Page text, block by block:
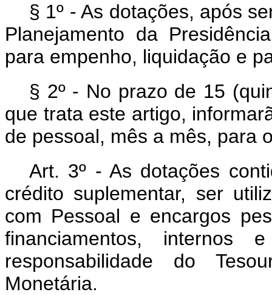
§ 1º - As dotações, após
Planejamento da
para empenho, liquidação e
§ 2º - No prazo de 15
que trata este artigo,
de pessoal, mês a mês, para
Art. 3º - As dotações
crédito suplementar, ser
com Pessoal e encargos
financiamentos, internos
responsabilidade do
Monetária.